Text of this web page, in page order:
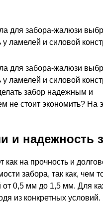
ВОРОТА И КАЛИТКИ
Ворота распашные
Ворота складные гармошка
Каркасы ворот
Калитки
ВСЕ ДЛЯ ЗАБОРА
Панели для забора
для забора-жалюзи
ламелей и силовой
для забора-жалюзи
ламелей и силовой
забор надежным и
не стоит экономить? На
и надежность
на прочность и
забора, так как, чем
0,5 мм до 1,5 мм. Для
из конкретных условий.